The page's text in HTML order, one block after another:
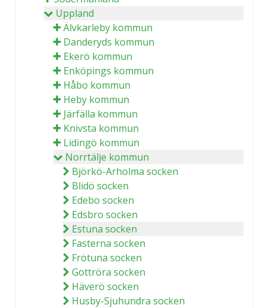
Uppland
Älvkarleby kommun
Danderyds kommun
Ekerö kommun
Enköpings kommun
Håbo kommun
Heby kommun
Järfälla kommun
Knivsta kommun
Lidingö kommun
Norrtälje kommun
Björkö-Arholma socken
Blidö socken
Edebo socken
Edsbro socken
Estuna socken
Fasterna socken
Frötuna socken
Gottröra socken
Häverö socken
Husby-Sjuhundra socken